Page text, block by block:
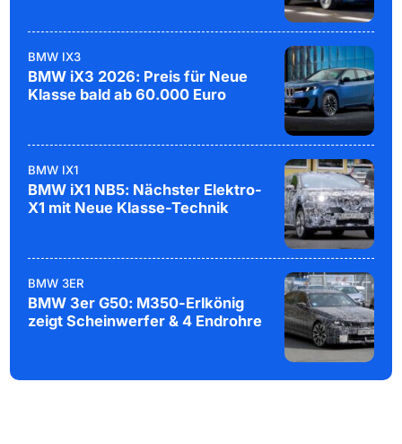
BMW IX3
BMW iX3 2026: Preis für Neue
Klasse bald ab 60.000 Euro
BMW IX1
BMW iX1 NB5: Nächster Elektro-
X1 mit Neue Klasse-Technik
BMW 3ER
BMW 3er G50: M350-Erlkönig
zeigt Scheinwerfer & 4 Endrohre